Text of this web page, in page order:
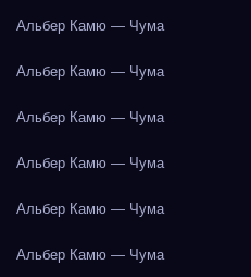
Альбер Камю — Чума
Альбер Камю — Чума
Альбер Камю — Чума
Альбер Камю — Чума
Альбер Камю — Чума
Альбер Камю — Чума